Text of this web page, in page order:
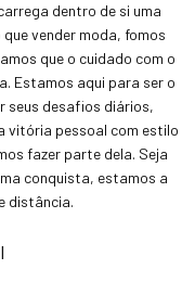
dentro de si uma
vender moda, fomos
que o cuidado com o
Estamos aqui para ser o
seus desafios diários,
vitória pessoal com estilo
fazer parte dela. Seja
conquista, estamos a
distância.